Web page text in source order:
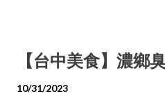
【台中美食】濃鄉
10/31/2023